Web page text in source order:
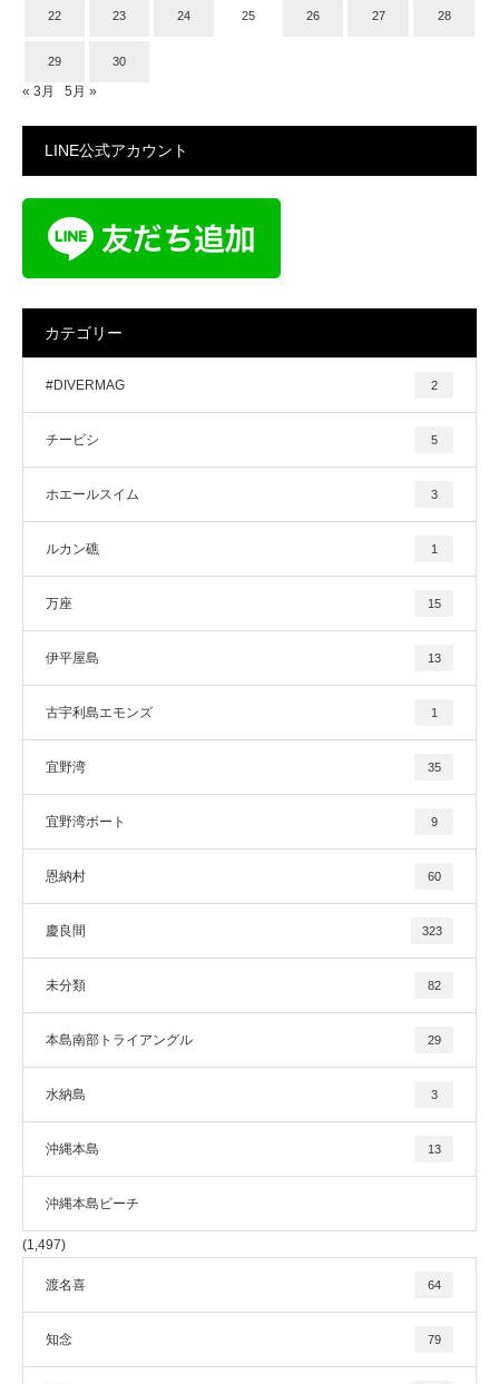
22 23 24 25 26 27 28
29 30
« 3月 5月 »
LINE公式アカウント
カテゴリー
#DIVERMAG 2
チービシ 5
ホエールスイム 3
ルカン礁 1
万座 15
伊平屋島 13
古宇利島エモンズ 1
宜野湾 35
宜野湾ボート 9
恩納村 60
慶良間 323
未分類 82
本島南部トライアングル 29
水納島 3
沖縄本島 13
沖縄本島ビーチ
(1,497)
渡名喜 64
知念 79